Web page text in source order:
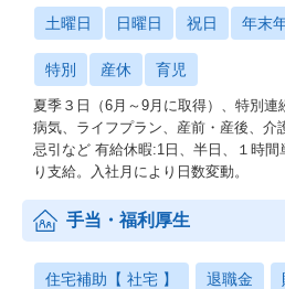
土曜日 日曜日 祝日 年末
特別 産休 育児
夏季３日（6月～9月に取得）、特別連
病気、ライフプラン、産前・産後、介
忌引など 有給休暇:1日、半日、１時間
り支給。入社月により日数変動。
手当・福利厚生
住宅補助【 社宅 】 退職金